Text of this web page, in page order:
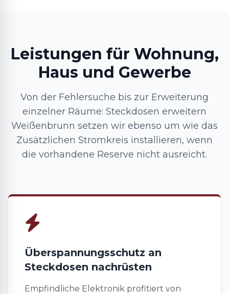
Leistungen für Wohnung,
Haus und Gewerbe
Von der Fehlersuche bis zur Erweiterung
einzelner Räume: Steckdosen erweitern
Weißenbrunn setzen wir ebenso um wie das
Zusätzlichen Stromkreis installieren, wenn
die vorhandene Reserve nicht ausreicht.
Überspannungsschutz an
Steckdosen nachrüsten
Empfindliche Elektronik profitiert von